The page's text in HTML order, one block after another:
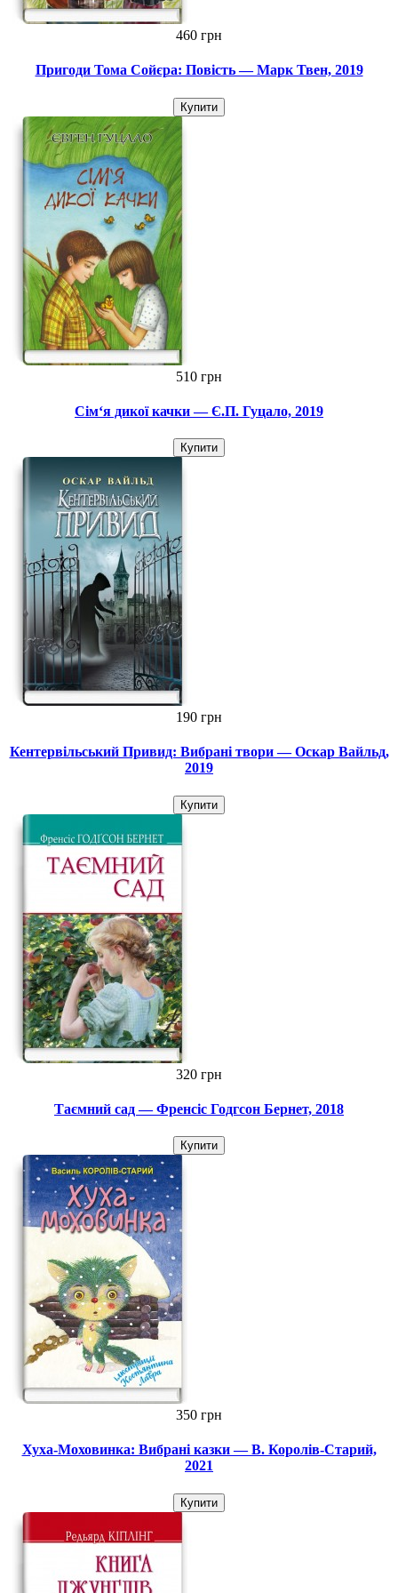
460 грн
Пригоди Тома Сойєра: Повість — Марк Твен, 2019
Купити
510 грн
Сім‘я дикої качки — Є.П. Гуцало, 2019
Купити
190 грн
Кентервільський Привид: Вибрані твори — Оскар Вайльд,
2019
Купити
320 грн
Таємний сад — Френсіс Годгсон Бернет, 2018
Купити
350 грн
Хуха-Моховинка: Вибрані казки — В. Королів-Старий,
2021
Купити